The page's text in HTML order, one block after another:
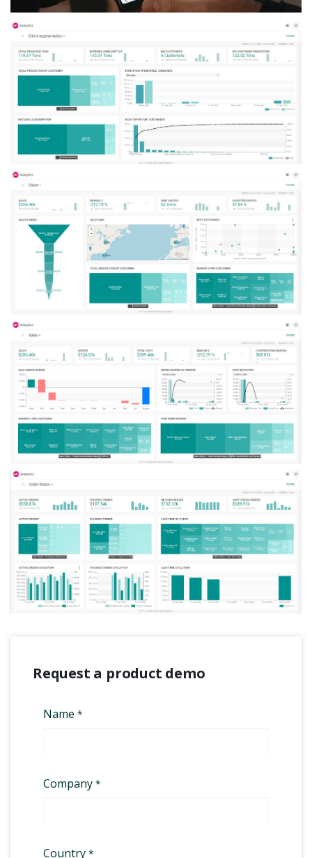
Request a product demo